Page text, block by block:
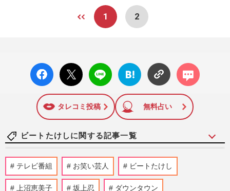
1 2
facebo
ok い
X ポス
ト
LINE
はてな
ブック
に追加
コメン
ト
タレコミ投稿 無料占い
ビートたけしに関する記事一覧
《報道番組「続けてほしい！」司会者ラン
キングTOP10》明るく元気・水卜麻美アナ
を抑えたトップ2は、羽鳥慎…
テレビ番組 お笑い芸人 ビートたけし
上沼恵美子 坂上忍 ダウンタウン